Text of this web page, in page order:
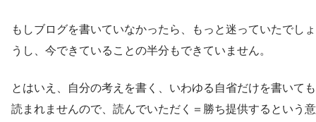
もしブログを書いていなかったら、もっと迷っていたでしょ
うし、今できていることの半分もできていません。
とはいえ、自分の考えを書く、いわゆる自省だけを書いても
読まれませんので、読んでいただく＝勝ち提供するという意